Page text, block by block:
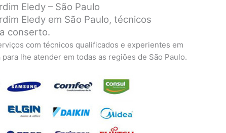
Eledy – São Paulo
Eledy em São Paulo, técnicos
conserto.
com técnicos qualificados e experientes em
para lhe atender em todas as regiões de São Paulo.